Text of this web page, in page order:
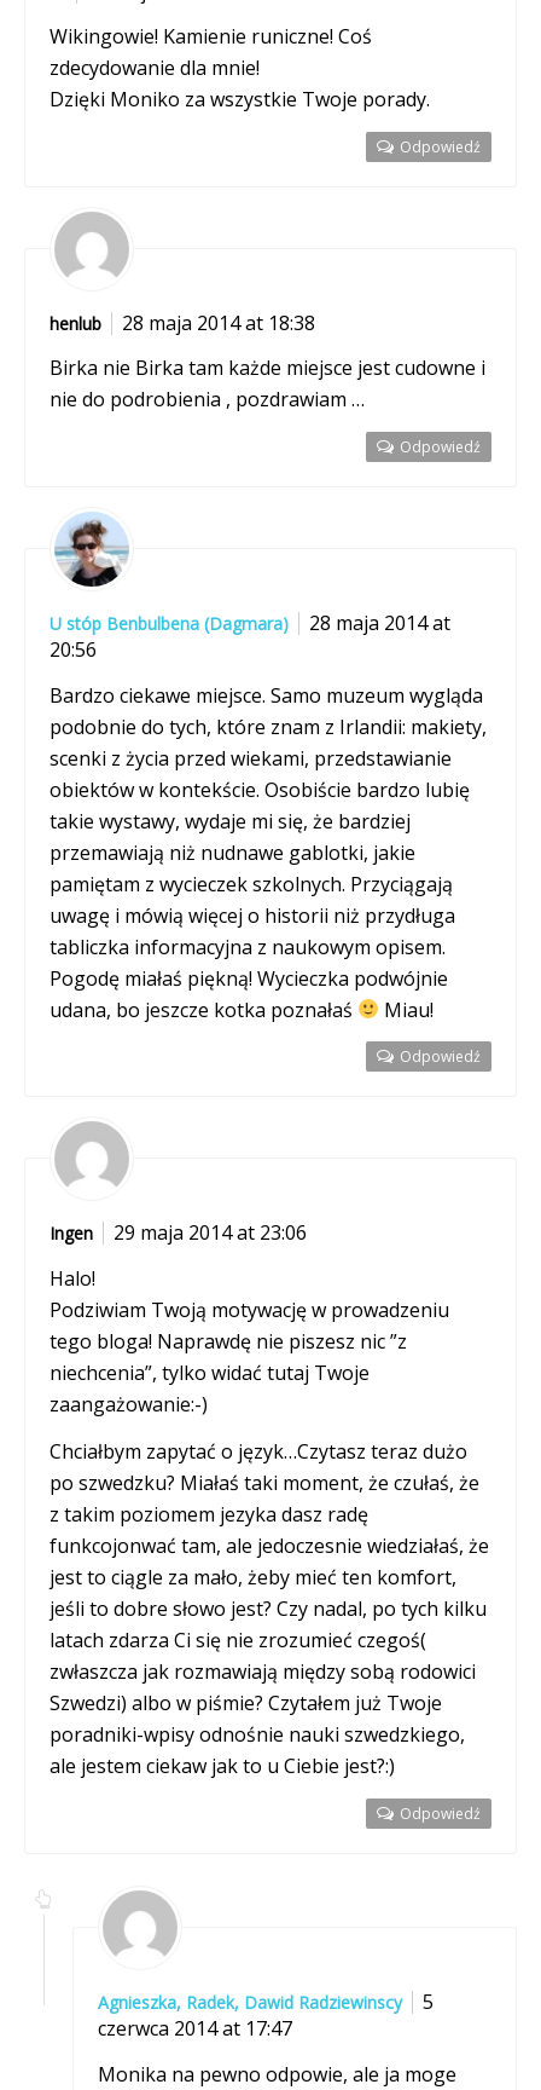
Wikingowie! Kamienie runiczne! Coś
zdecydowanie dla mnie!
Dzięki Moniko za wszystkie Twoje porady.
Odpowiedź
henlub
28 maja 2014 at 18:38
Birka nie Birka tam każde miejsce jest cudowne i
nie do podrobienia , pozdrawiam …
Odpowiedź
U stóp Benbulbena (Dagmara)
28 maja 2014 at
20:56
Bardzo ciekawe miejsce. Samo muzeum wygląda
podobnie do tych, które znam z Irlandii: makiety,
scenki z życia przed wiekami, przedstawianie
obiektów w kontekście. Osobiście bardzo lubię
takie wystawy, wydaje mi się, że bardziej
przemawiają niż nudnawe gablotki, jakie
pamiętam z wycieczek szkolnych. Przyciągają
uwagę i mówią więcej o historii niż przydługa
tabliczka informacyjna z naukowym opisem.
Pogodę miałaś piękną! Wycieczka podwójnie
udana, bo jeszcze kotka poznałaś
Miau!
Odpowiedź
Ingen
29 maja 2014 at 23:06
Halo!
Podziwiam Twoją motywację w prowadzeniu
tego bloga! Naprawdę nie piszesz nic ”z
niechcenia”, tylko widać tutaj Twoje
zaangażowanie:-)
Chciałbym zapytać o język…Czytasz teraz dużo
po szwedzku? Miałaś taki moment, że czułaś, że
z takim poziomem jezyka dasz radę
funkcojonwać tam, ale jedoczesnie wiedziałaś, że
jest to ciągle za mało, żeby mieć ten komfort,
jeśli to dobre słowo jest? Czy nadal, po tych kilku
latach zdarza Ci się nie zrozumieć czegoś(
zwłaszcza jak rozmawiają między sobą rodowici
Szwedzi) albo w piśmie? Czytałem już Twoje
poradniki-wpisy odnośnie nauki szwedzkiego,
ale jestem ciekaw jak to u Ciebie jest?:)
Odpowiedź
Agnieszka, Radek, Dawid Radziewinscy
5
czerwca 2014 at 17:47
Monika na pewno odpowie, ale ja moge